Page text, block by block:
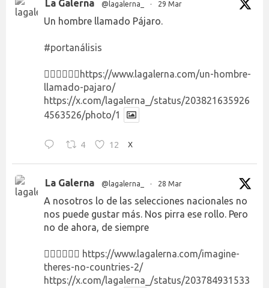
La Galerna @lagalerna_ · 29 Mar
Un hombre llamado Pájaro.
#portanálisis
👉🏻👉🏻👉🏻 https://www.lagalerna.com/un-hombre-
llamado-pajaro/
https://x.com/lagalerna_/status/203821635926
4563526/photo/1
4 12 X
La Galerna @lagalerna_ · 28 Mar
A nosotros lo de las selecciones nacionales no
nos puede gustar más. Nos pirra ese rollo. Pero
no de ahora, de siempre
👉🏻👉🏻👉🏻 https://www.lagalerna.com/imagine-
theres-no-countries-2/
https://x.com/lagalerna_/status/203784931533